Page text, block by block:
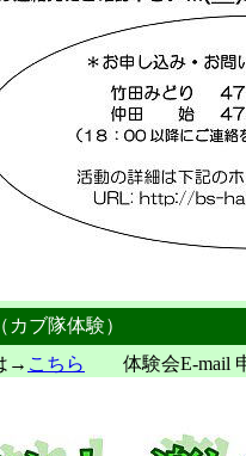
ブ隊体験）
→ こちら 体験会E-mail